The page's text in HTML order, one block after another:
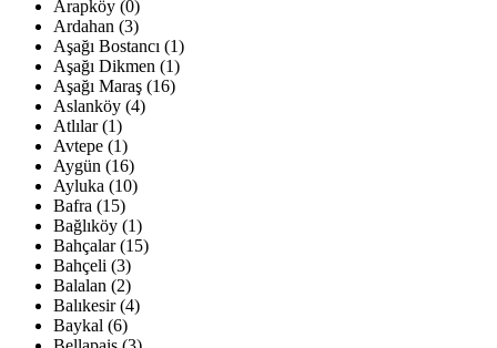
Arapköy (0)
Ardahan (3)
Aşağı Bostancı (1)
Aşağı Dikmen (1)
Aşağı Maraş (16)
Aslanköy (4)
Atlılar (1)
Avtepe (1)
Aygün (16)
Ayluka (10)
Bafra (15)
Bağlıköy (1)
Bahçalar (15)
Bahçeli (3)
Balalan (2)
Balıkesir (4)
Baykal (6)